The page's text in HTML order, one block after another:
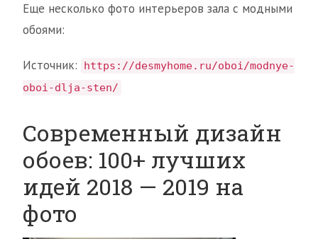
Еще несколько фото интерьеров зала с модными
обоями:
Источник:
https://desmyhome.ru/oboi/modnye-
oboi-dlja-sten/
Современный дизайн
обоев: 100+ лучших
идей 2018 — 2019 на
фото